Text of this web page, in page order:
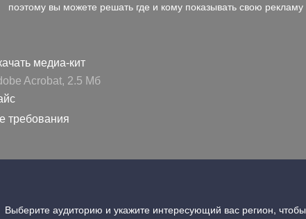
поэтому вы можете решать где и кому показывать свою рекламу
медиа-кит
Acrobat, 2.5 Mб
требования
Выберите аудиторию и укажите интересующий вас регион, чтобы